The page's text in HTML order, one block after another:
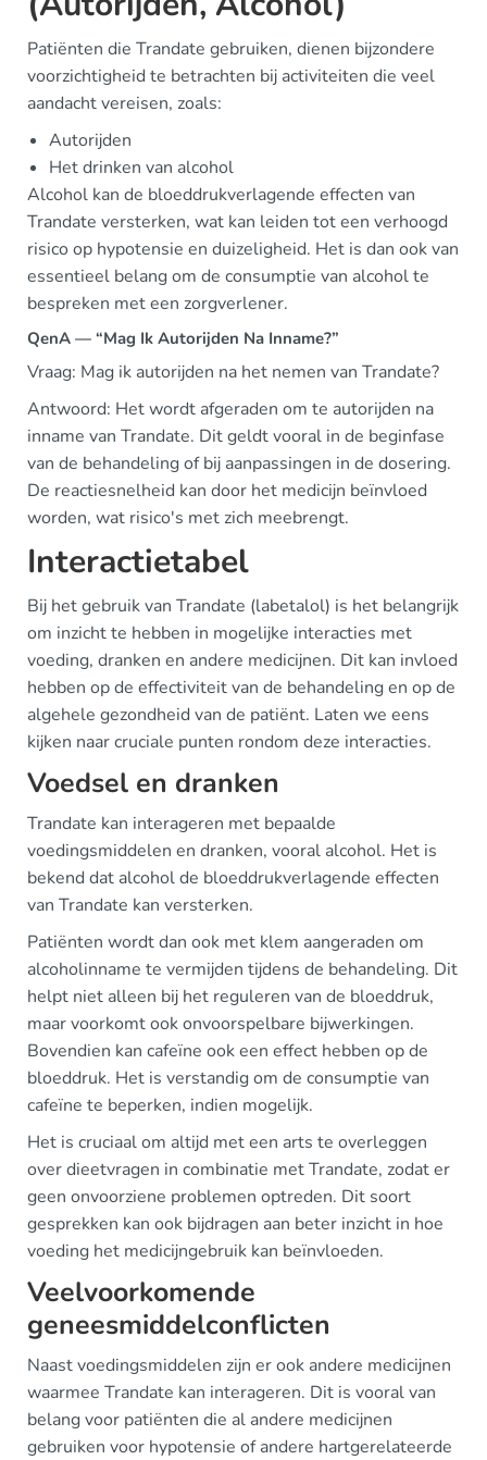
Patiënten die Trandate gebruiken, dienen bijzondere
voorzichtigheid te betrachten bij activiteiten die veel
aandacht vereisen, zoals:
Autorijden
Het drinken van alcohol
Alcohol kan de bloeddrukverlagende effecten van
Trandate versterken, wat kan leiden tot een verhoogd
risico op hypotensie en duizeligheid. Het is dan ook van
essentieel belang om de consumptie van alcohol te
bespreken met een zorgverlener.
QenA — “Mag Ik Autorijden Na Inname?”
Vraag: Mag ik autorijden na het nemen van Trandate?
Antwoord: Het wordt afgeraden om te autorijden na
inname van Trandate. Dit geldt vooral in de beginfase
van de behandeling of bij aanpassingen in de dosering.
De reactiesnelheid kan door het medicijn beïnvloed
worden, wat risico's met zich meebrengt.
Interactietabel
Bij het gebruik van Trandate (labetalol) is het belangrijk
om inzicht te hebben in mogelijke interacties met
voeding, dranken en andere medicijnen. Dit kan invloed
hebben op de effectiviteit van de behandeling en op de
algehele gezondheid van de patiënt. Laten we eens
kijken naar cruciale punten rondom deze interacties.
Voedsel en dranken
Trandate kan interageren met bepaalde
voedingsmiddelen en dranken, vooral alcohol. Het is
bekend dat alcohol de bloeddrukverlagende effecten
van Trandate kan versterken.
Patiënten wordt dan ook met klem aangeraden om
alcoholinname te vermijden tijdens de behandeling. Dit
helpt niet alleen bij het reguleren van de bloeddruk,
maar voorkomt ook onvoorspelbare bijwerkingen.
Bovendien kan cafeïne ook een effect hebben op de
bloeddruk. Het is verstandig om de consumptie van
cafeïne te beperken, indien mogelijk.
Het is cruciaal om altijd met een arts te overleggen
over dieetvragen in combinatie met Trandate, zodat er
geen onvoorziene problemen optreden. Dit soort
gesprekken kan ook bijdragen aan beter inzicht in hoe
voeding het medicijngebruik kan beïnvloeden.
Veelvoorkomende
geneesmiddelconflicten
Naast voedingsmiddelen zijn er ook andere medicijnen
waarmee Trandate kan interageren. Dit is vooral van
belang voor patiënten die al andere medicijnen
gebruiken voor hypotensie of andere hartgerelateerde